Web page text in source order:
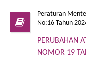
Peraturan
No:16 Tahun
PERUBAHAN
NOMOR 19